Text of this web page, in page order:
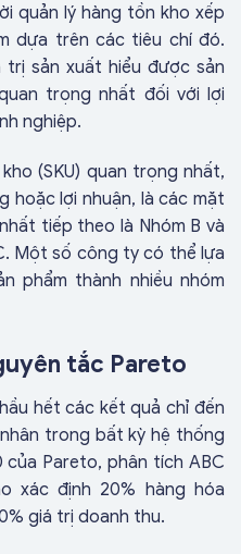
quản lý hàng tồn kho xếp
dựa trên các tiêu chí đó.
sản xuất hiểu được sản
trọng nhất đối với lợi
nghiệp.
(SKU) quan trọng nhất,
hoặc lợi nhuận, là các mặt
tiếp theo là Nhóm B và
Một số công ty có thể lựa
phẩm thành nhiều nhóm
tắc Pareto
hết các kết quả chỉ đến
trong bất kỳ hệ thống
Pareto, phân tích ABC
xác định 20% hàng hóa
giá trị doanh thu.